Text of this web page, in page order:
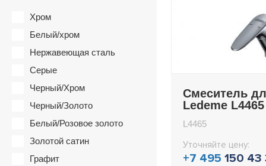
Хром
Белый/хром
Нержавеющая сталь
Серые
Черный/Хром
Черный/Золото
Белый/Розовое золото
Золотой сатин
Графит
Смеситель
Ledeme L4465
L4465
Уточняйте цену:
+7 495 150 43